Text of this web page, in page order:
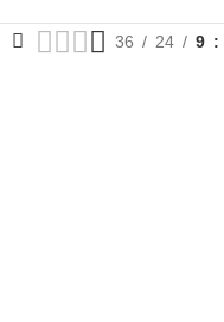
9
24
36